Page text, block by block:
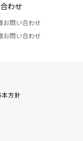
わせ
お問い合わせ
お問い合わせ
本方針